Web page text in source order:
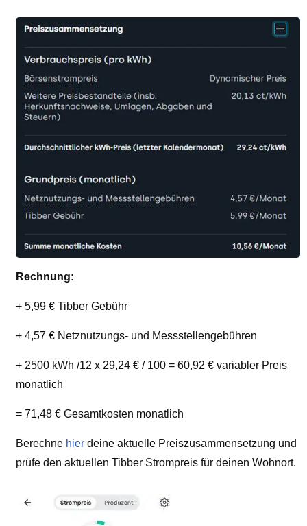
Rechnung:
+ 5,99 € Tibber Gebühr
+ 4,57 € Netznutzungs- und Messstellengebühren
+ 2500 kWh /12 x 29,24 € / 100 = 60,92 € variabler Preis
monatlich
= 71,48 € Gesamtkosten monatlich
Berechne hier deine aktuelle Preiszusammensetzung und
prüfe den aktuellen Tibber Strompreis für deinen Wohnort.